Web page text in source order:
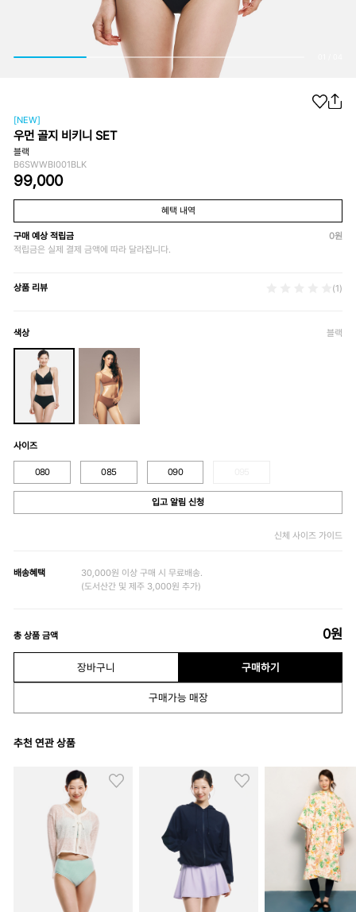
[NEW]
우먼 골지 비키니 SET
블랙
B6SWWBI001BLK
99,000
혜택 내역
구매 예상 적립금 0원
적립금은 실제 결제 금액에 따라 달라집니다.
상품 리뷰 (1)
색상 블랙
사이즈
080 085 090
입고 알림 신청
신체 사이즈 가이드
배송혜택
30,000원 이상 구매 시 무료배송.
(도서산간 및 제주 3,000원 추가)
총 상품 금액 0원
장바구니 구매하기
구매가능 매장
추천 연관 상품